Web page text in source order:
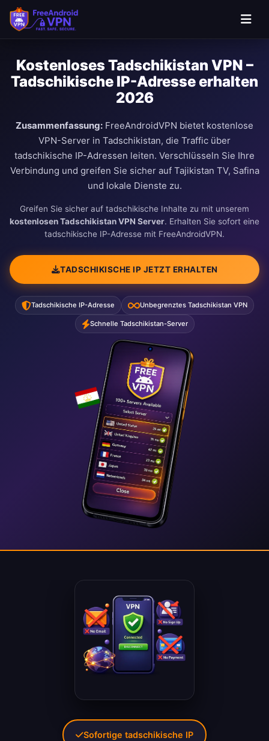
Kostenloses Tadschikistan VPN –
Tadschikische IP-Adresse erhalten
2026
Zusammenfassung: FreeAndroidVPN bietet kostenlose
VPN-Server in Tadschikistan, die Traffic über
tadschikische IP-Adressen leiten. Verschlüsseln Sie Ihre
Verbindung und greifen Sie sicher auf Tajikistan TV, Safina
und lokale Dienste zu.
Greifen Sie sicher auf tadschikische Inhalte zu mit unserem
kostenlosen Tadschikistan VPN Server. Erhalten Sie sofort eine
tadschikische IP-Adresse mit FreeAndroidVPN.
TADSCHIKISCHE IP JETZT ERHALTEN
Tadschikische IP-Adresse Unbegrenztes Tadschikistan VPN
Schnelle Tadschikistan-Server
Sofortige tadschikische IP